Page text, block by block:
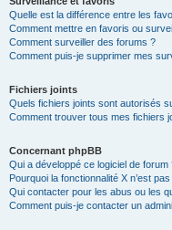
Quelle est la différence entre les
Comment mettre en favoris ou
Comment surveiller des forums ?
Comment puis-je supprimer mes
Fichiers joints
Quels fichiers joints sont autorisés
Comment trouver tous mes fichiers
Concernant phpBB
Qui a développé ce logiciel de forum
Pourquoi la fonctionnalité X n’est
Qui contacter pour les abus ou les
Comment puis-je contacter un